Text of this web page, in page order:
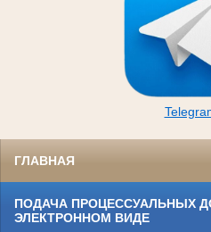
ГЛАВНАЯ
ПОДАЧА ПРОЦЕССУАЛЬНЫХ
ЭЛЕКТРОННОМ ВИДЕ